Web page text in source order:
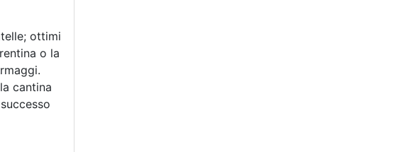
ottimi
o la
cantina